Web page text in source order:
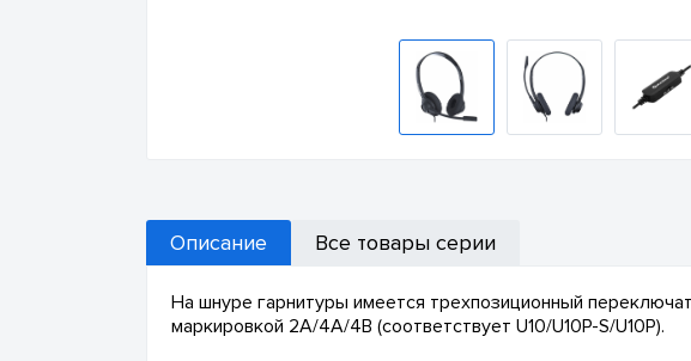
Описание Все товары серии
На шнуре гарнитуры имеется трехпозиционный
маркировкой 2A/4A/4B (соответствует U10/U10P-S/U10P).